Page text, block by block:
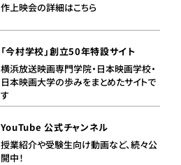
作上映会の詳細はこちら
「今村学校」創立50年特設サイト
横浜放送映画専門学院・日本映画学校・
日本映画大学の歩みをまとめたサイトで
す
YouTube 公式チャンネル
授業紹介や受験生向け動画など、続々公
開中！